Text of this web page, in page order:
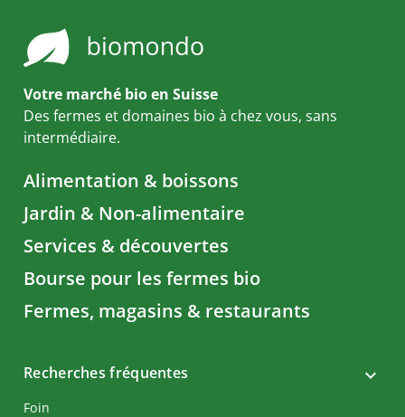
Votre marché bio en Suisse
Des fermes et domaines bio à chez vous, sans
intermédiaire.
Alimentation & boissons
Jardin & Non-alimentaire
Services & découvertes
Bourse pour les fermes bio
Fermes, magasins & restaurants
Recherches fréquentes
Foin